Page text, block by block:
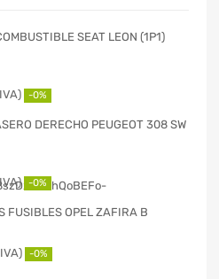
SEAT LEON (1P1)
-0%
DERECHO PEUGEOT 308 SW
-0%
FUSIBLES OPEL ZAFIRA B
-0%